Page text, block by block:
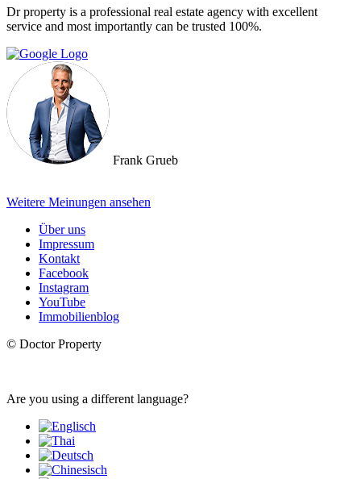
Dr property is a professional real estate agency with excellent
service and most importantly can be trusted 100%.
Frank Grueb
Weitere Meinungen ansehen
Über uns
Impressum
Kontakt
Facebook
Instagram
YouTube
Immobilienblog
© Doctor Property
Are you using a different language?